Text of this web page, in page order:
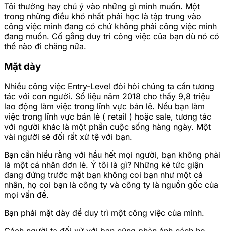
Tôi thường hay chú ý vào những gì mình muốn. Một
trong những điều khó nhất phải học là tập trung vào
công việc mình đang có chứ không phải công việc mình
đang muốn. Cố gắng duy trì công việc của bạn dù nó có
thế nào đi chăng nữa.
Mặt dày
Nhiều công việc Entry-Level đòi hỏi chúng ta cần tương
tác với con người. Số liệu năm 2018 cho thấy 9,8 triệu
lao động làm việc trong lĩnh vực bán lẻ. Nếu bạn làm
việc trong lĩnh vực bán lẻ ( retail ) hoặc sale, tương tác
với người khác là một phần cuộc sống hàng ngày. Một
vài người sẽ đối rất xử tệ với bạn.
Bạn cần hiểu rằng với hầu hết mọi người, bạn không phải
là một cá nhân đơn lẻ. Ý tôi là gì? Những kẻ tức giận
đang đứng trước mặt bạn không coi bạn như một cá
nhân, họ coi bạn là công ty và công ty là nguồn gốc của
mọi vấn đề.
Bạn phải mặt dày để duy trì một công việc của mình.